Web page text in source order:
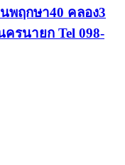
พฤกษา40 คลอง3
รนายก Tel 098-